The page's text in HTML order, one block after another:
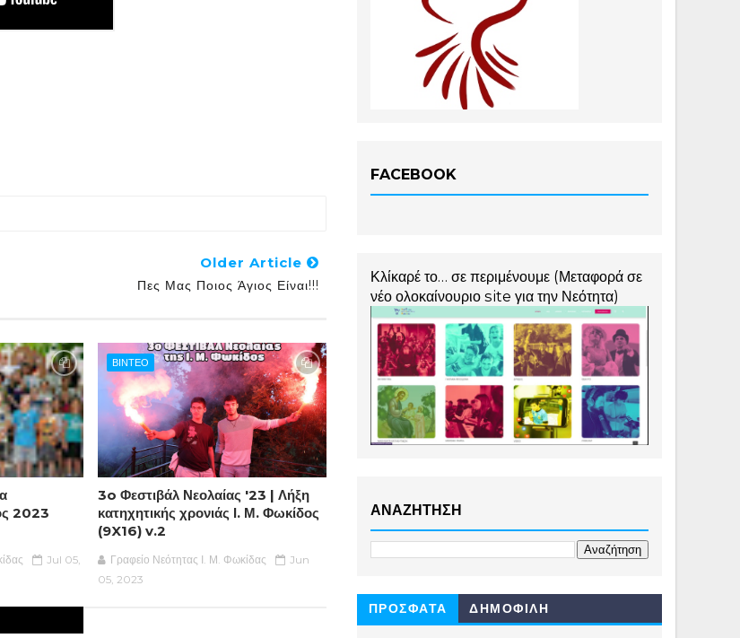
Older Article
Πες Μας Ποιος Άγιος Είναι!!!
2023
Jul 05,
ΒΙΝΤΕΟ
3o Φεστιβάλ Νεολαίας '23 | Λήξη
κατηχητικής χρονιάς Ι. Μ. Φωκίδος
(9X16) v.2
Γραφείο Νεότητας Ι. Μ. Φωκίδας
Jun
05, 2023
FACEBOOK
Κλίκαρέ το… σε περιμένουμε (Μεταφορά σε
νέο ολοκαίνουριο site για την Νεότητα)
ΑΝΑΖΗΤΗΣΗ
ΠΡΟΣΦΑΤΑ ΔΗΜΟΦΙΛΗ